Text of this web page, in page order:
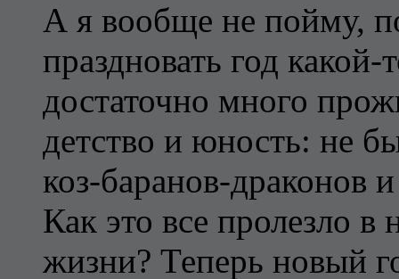
А я вообще не пойму,
праздновать год
достаточно много
детство и юность: не
коз-баранов-драконов
Как это все пролезло
жизни? Теперь новый